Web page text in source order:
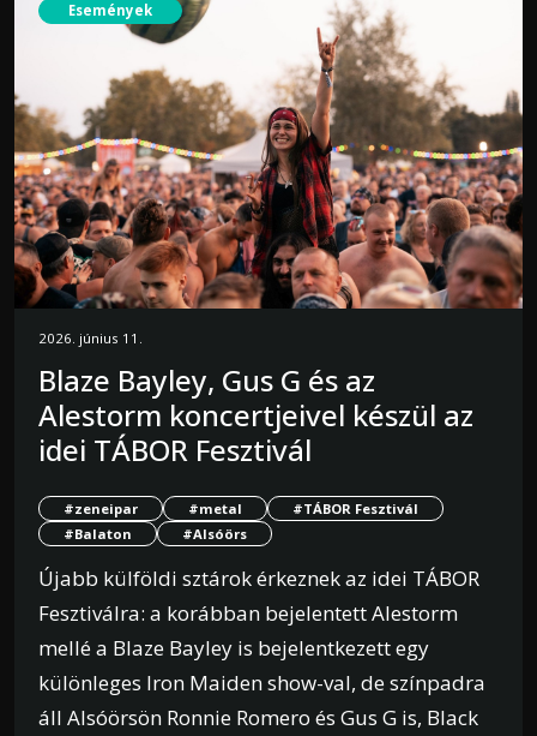
Események
2026. június 11.
Blaze Bayley, Gus G és az
Alestorm koncertjeivel készül az
idei TÁBOR Fesztivál
#zeneipar #metal
#TÁBOR Fesztivál
#Balaton
#Alsóörs
Újabb külföldi sztárok érkeznek az idei TÁBOR
Fesztiválra: a korábban bejelentett Alestorm
mellé a Blaze Bayley is bejelentkezett egy
különleges Iron Maiden show-val, de színpadra
áll Alsóörsön Ronnie Romero és Gus G is, Black